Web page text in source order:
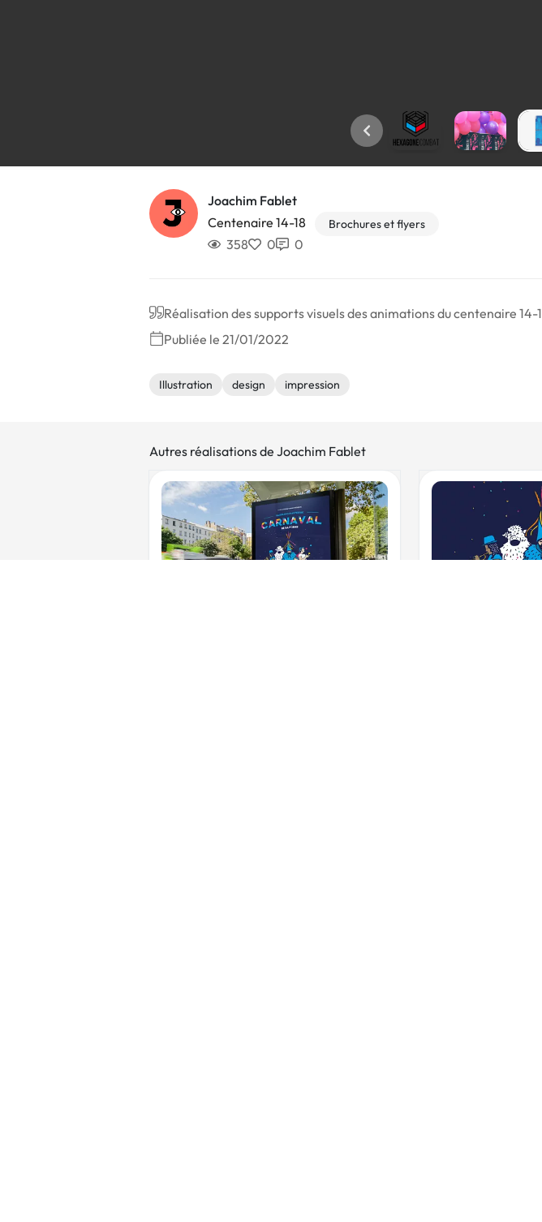
Joachim Fablet
Centenaire 14-18
Brochures et flyers
358 0 0
Réalisation des supports visuels des animations du centenaire
Publiée le 21/01/2022
Illustration design impression
Autres réalisations de Joachim Fablet